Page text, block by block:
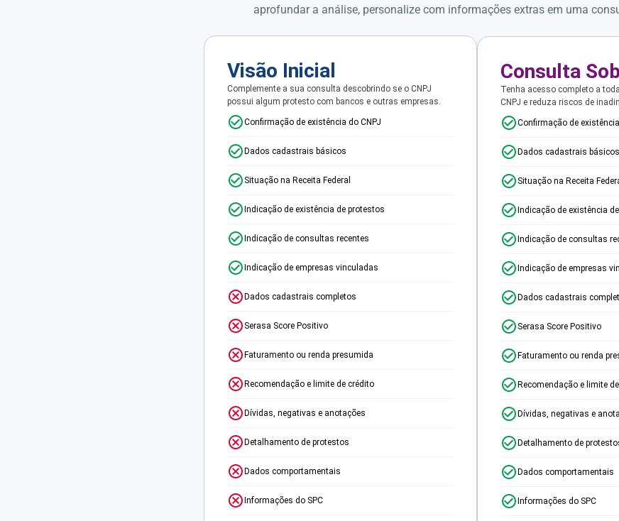
aprofundar a análise, personalize com informações extras em uma
Visão Inicial
Complemente a sua consulta descobrindo se o CNPJ
possui algum protesto com bancos e outras empresas.
Confirmação de existência do CNPJ
Dados cadastrais básicos
Situação na Receita Federal
Indicação de existência de protestos
Indicação de consultas recentes
Indicação de empresas vinculadas
Dados cadastrais completos
Serasa Score Positivo
Faturamento ou renda presumida
Recomendação e limite de crédito
Dívidas, negativas e anotações
Detalhamento de protestos
Dados comportamentais
Informações do SPC
Consulta
Tenha acesso completo a
CNPJ e reduza riscos de
Confirmação de
Dados cadastrais básicos
Situação na Receita
Indicação de existência
Indicação de consultas
Indicação de empresas
Dados cadastrais
Serasa Score Positivo
Faturamento ou renda
Recomendação e limite
Dívidas, negativas e
Detalhamento de
Dados comportamentais
Informações do SPC